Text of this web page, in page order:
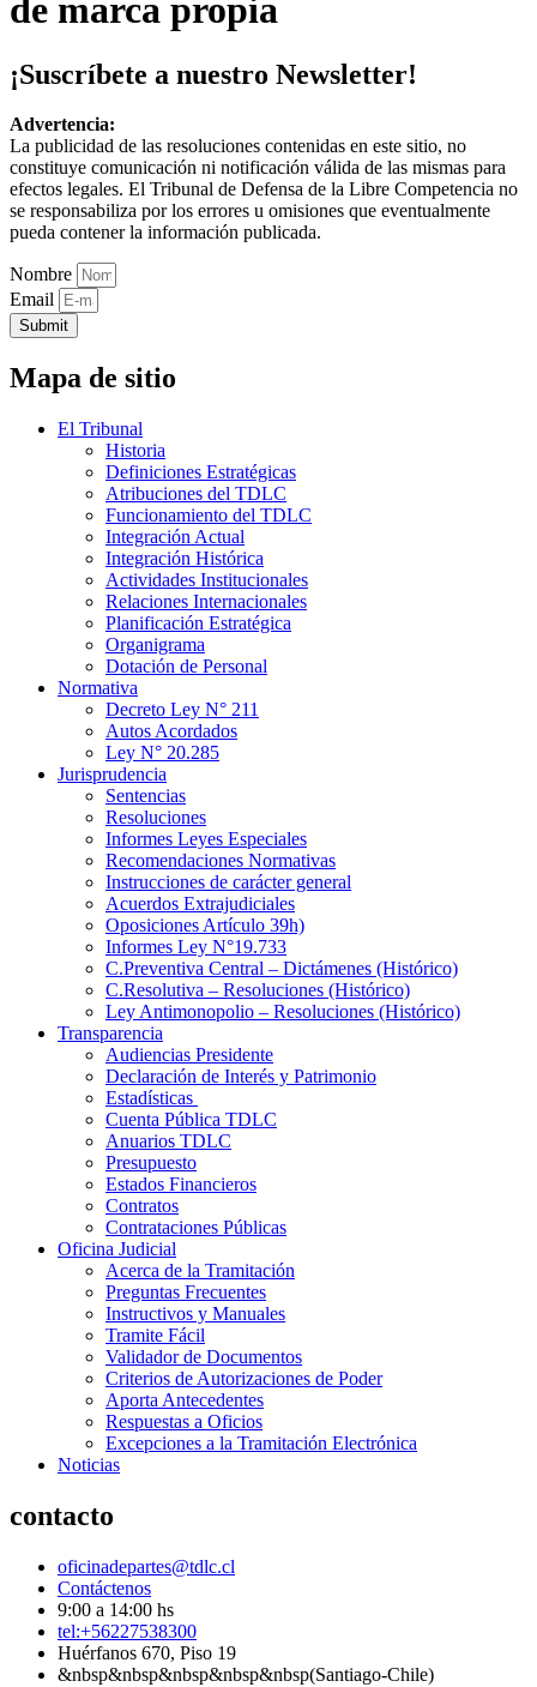
de marca propia
¡Suscríbete a nuestro Newsletter!
Advertencia:
La publicidad de las resoluciones contenidas en este sitio, no
constituye comunicación ni notificación válida de las mismas para
efectos legales. El Tribunal de Defensa de la Libre Competencia no
se responsabiliza por los errores u omisiones que eventualmente
pueda contener la información publicada.
Nombre
Email
Submit
Mapa de sitio
El Tribunal
Historia
Definiciones Estratégicas
Atribuciones del TDLC
Funcionamiento del TDLC
Integración Actual
Integración Histórica
Actividades Institucionales
Relaciones Internacionales
Planificación Estratégica
Organigrama
Dotación de Personal
Normativa
Decreto Ley N° 211
Autos Acordados
Ley N° 20.285
Jurisprudencia
Sentencias
Resoluciones
Informes Leyes Especiales
Recomendaciones Normativas
Instrucciones de carácter general
Acuerdos Extrajudiciales
Oposiciones Artículo 39h)
Informes Ley N°19.733
C.Preventiva Central – Dictámenes (Histórico)
C.Resolutiva – Resoluciones (Histórico)
Ley Antimonopolio – Resoluciones (Histórico)
Transparencia
Audiencias Presidente
Declaración de Interés y Patrimonio
Estadísticas
Cuenta Pública TDLC
Anuarios TDLC
Presupuesto
Estados Financieros
Contratos
Contrataciones Públicas
Oficina Judicial
Acerca de la Tramitación
Preguntas Frecuentes
Instructivos y Manuales
Tramite Fácil
Validador de Documentos
Criterios de Autorizaciones de Poder
Aporta Antecedentes
Respuestas a Oficios
Excepciones a la Tramitación Electrónica
Noticias
contacto
oficinadepartes@tdlc.cl
Contáctenos
9:00 a 14:00 hs
tel:+56227538300
Huérfanos 670, Piso 19
&nbsp&nbsp&nbsp&nbsp&nbsp(Santiago-Chile)